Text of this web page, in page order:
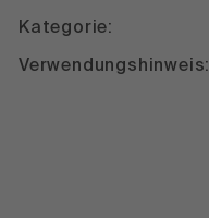
Kategorie:
Verwendungshinweis: